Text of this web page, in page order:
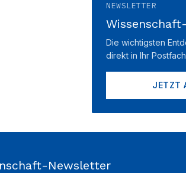
NEWSLETTER
Die wichtigsten
direkt in Ihr
JETZT
Newsletter